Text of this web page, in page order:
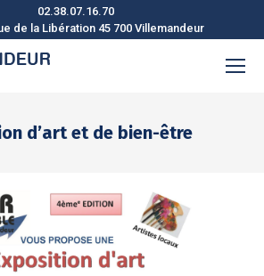
02.38.07.16.70
de la Libération 45 700 Villemandeur
d’art et de bien-être